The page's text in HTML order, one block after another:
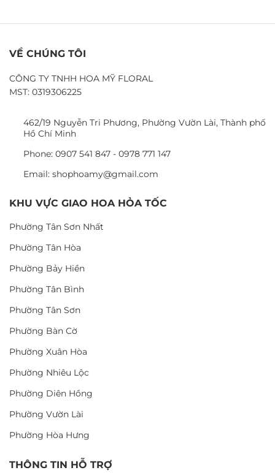
VỀ CHÚNG TÔI
CÔNG TY TNHH HOA MỸ FLORAL
MST: 0319306225
462/19 Nguyễn Tri Phương, Phường Vườn Lài, Thành phố
Hồ Chí Minh
Phone: 0907 541 847 - 0978 771 147
Email: shophoamy@gmail.com
KHU VỰC GIAO HOA HỎA TỐC
Phường Tân Sơn Nhất
Phường Tân Hòa
Phường Bảy Hiền
Phường Tân Bình
Phường Tân Sơn
Phường Bàn Cờ
Phường Xuân Hòa
Phường Nhiêu Lộc
Phường Diên Hồng
Phường Vườn Lài
Phường Hòa Hưng
THÔNG TIN HỖ TRỢ